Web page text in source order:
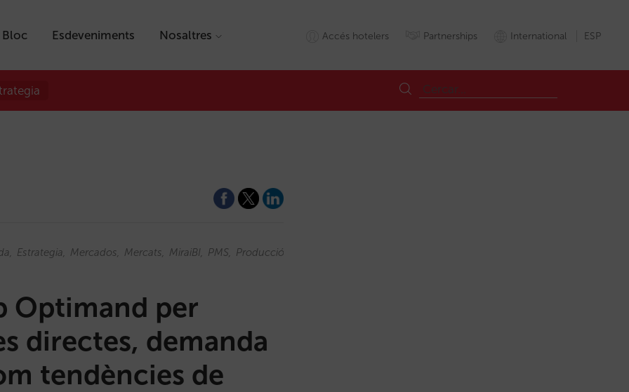
Bloc Esdeveniments Nosaltres Accés hotelers Partnerships International ESP
Estrategia Mercados Mercats MiraiBI PMS Producció
Optimand per
directes, demanda
tendències de